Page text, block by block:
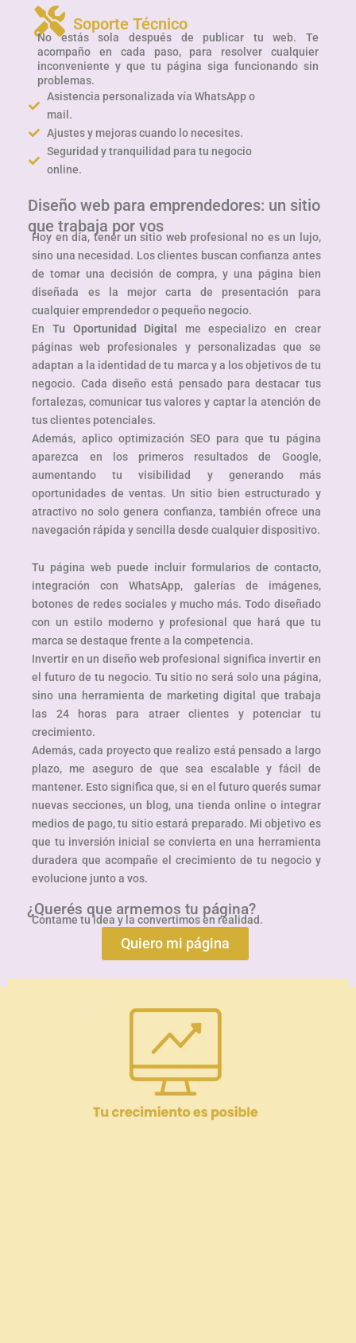
Soporte Técnico
No estás sola después de publicar tu web. Te
acompaño en cada paso, para resolver cualquier
inconveniente y que tu página siga funcionando sin
problemas.
Asistencia personalizada vía WhatsApp o
mail.
Ajustes y mejoras cuando lo necesites.
Seguridad y tranquilidad para tu negocio
online.
Diseño web para emprendedores: un sitio
que trabaja por vos
Hoy en día, tener un sitio web profesional no es un lujo,
sino una necesidad. Los clientes buscan confianza antes
de tomar una decisión de compra, y una página bien
diseñada es la mejor carta de presentación para
cualquier emprendedor o pequeño negocio.
EnTu Oportunidad Digital me especializo en crear
páginas web profesionales y personalizadas que se
adaptan a la identidad de tu marca y a los objetivos de tu
negocio. Cada diseño está pensado para destacar tus
fortalezas, comunicar tus valores y captar la atención de
tus clientes potenciales.
Además, aplico optimización SEO para que tu página
aparezca en los primeros resultados de Google,
aumentando tu visibilidad y generando más
oportunidades de ventas. Un sitio bien estructurado y
atractivo no solo genera confianza, también ofrece una
navegación rápida y sencilla desde cualquier dispositivo.
Tu página web puede incluir formularios de contacto,
integración con WhatsApp, galerías de imágenes,
botones de redes sociales y mucho más. Todo diseñado
con un estilo moderno y profesional que hará que tu
marca se destaque frente a la competencia.
Invertir en un diseño web profesional significa invertir en
el futuro de tu negocio. Tu sitio no será solo una página,
sino una herramienta de marketing digital que trabaja
las 24 horas para atraer clientes y potenciar tu
crecimiento.
Además, cada proyecto que realizo está pensado a largo
plazo, me aseguro de que sea escalable y fácil de
mantener. Esto significa que, si en el futuro querés sumar
nuevas secciones, un blog, una tienda online o integrar
medios de pago, tu sitio estará preparado. Mi objetivo es
que tu inversión inicial se convierta en una herramienta
duradera que acompañe el crecimiento de tu negocio y
evolucione junto a vos.
¿Querés que armemos tu página?
Contame tu idea y la convertimos en realidad.
Quiero mi página